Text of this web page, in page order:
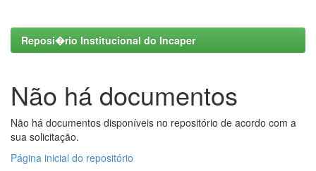
Reposi�rio Institucional do Incaper
Não há documentos
Não há documentos disponíveis no repositório de acordo com a
sua solicitação.
Página inicial do repositório